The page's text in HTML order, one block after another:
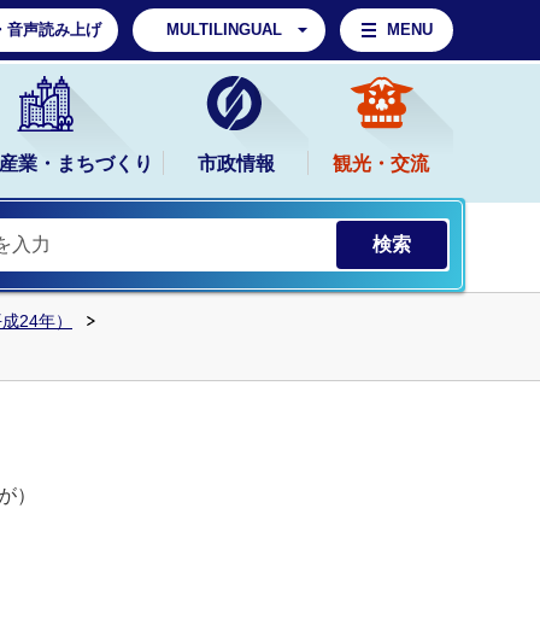
音声読み上げ MULTILINGUAL MENU
業・まちづくり 市政情報 観光・交流
24年）
）